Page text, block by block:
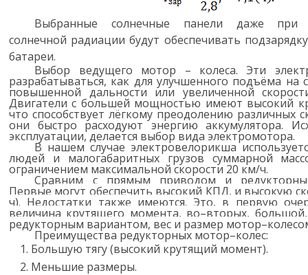
Выбранные солнечные панели даже при
солнечной радиации будут обеспечивать
батареи.
Выбор ведущего мотор – колеса. Эти
разрабатываться, как для улучшенного подъёма на
повышенной дальности или увеличенной
Двигатели с большей мощностью имеют высокий
что способствует лёгкому преодолению различных
они быстро расходуют энергию аккумулятора.
эксплуатации, делается выбор вида электромотора.
В нашем случае электровелорикша
людей и малогабаритных грузов суммарной
ограничением максимальной скорости 20 км/ч.
Сравним с прямым приводом и
Первые могут обеспечить высокий КПД, и высокую
ч). Недостатки также имеются. Это, в первую
величина крутящего момента, во–вторых,
редукторным вариантом, вес и размер мотор–
Преимущества редукторных мотор–колес:
Большую тягу (высокий крутящий момент).
Меньшие размеры.